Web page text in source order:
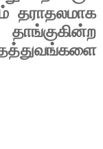
தராதலமாக